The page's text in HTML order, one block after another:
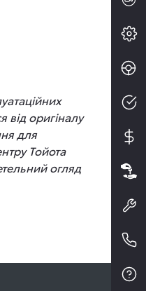
від оригіналу
для
Тойота
огляд